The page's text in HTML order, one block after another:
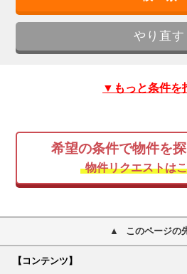
▼もっと条件を
希望の条件で物件を
物件リクエストは
このページの
【コンテンツ】